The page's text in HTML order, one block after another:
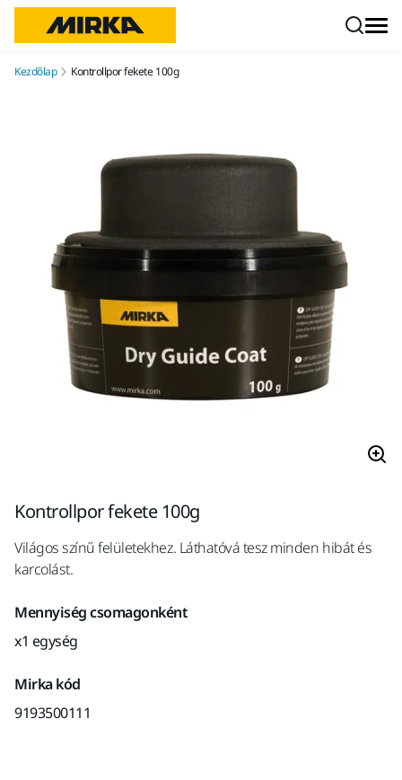
Kezdőlap Kontrollpor fekete 100g
Kontrollpor fekete 100g
Világos színű felületekhez. Láthatóvá tesz minden hibát és
karcolást.
Mennyiség csomagonként
x1 egység
Mirka kód
9193500111